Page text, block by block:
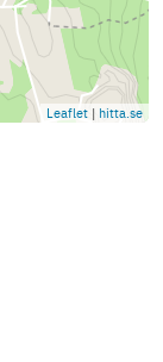
Leaflet | hitta.se